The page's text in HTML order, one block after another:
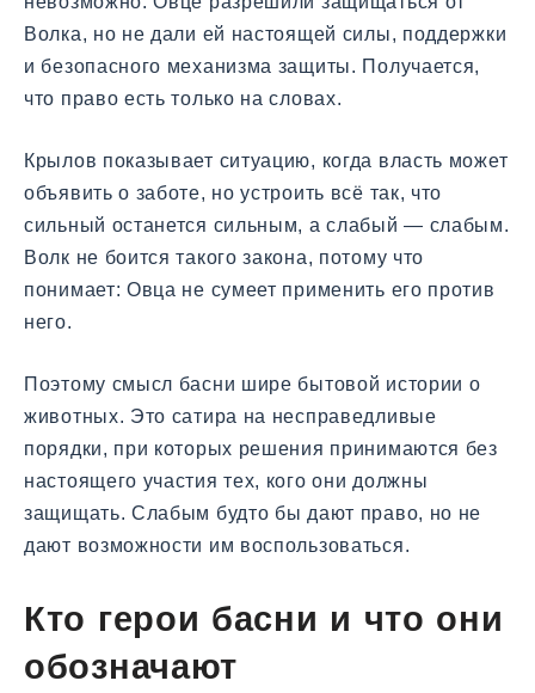
Волка, но не дали ей настоящей силы, поддержки
и безопасного механизма защиты. Получается,
что право есть только на словах.
Крылов показывает ситуацию, когда власть может
объявить о заботе, но устроить всё так, что
сильный останется сильным, а слабый — слабым.
Волк не боится такого закона, потому что
понимает: Овца не сумеет применить его против
него.
Поэтому смысл басни шире бытовой истории о
животных. Это сатира на несправедливые
порядки, при которых решения принимаются без
настоящего участия тех, кого они должны
защищать. Слабым будто бы дают право, но не
дают возможности им воспользоваться.
Кто герои басни и что они
обозначают